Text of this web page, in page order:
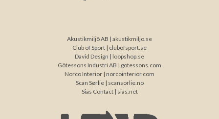
Akustikmiljö AB | akustikmiljo.se
Club of Sport | clubofsport.se
David Design | loopshop.se
Götessons Industri AB | gotessons.com
Norco Interior | norcointerior.com
Scan Sørlie | scansorlie.no
Sias Contact | sias.net